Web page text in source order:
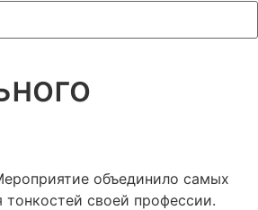
объединило самых
своей профессии.